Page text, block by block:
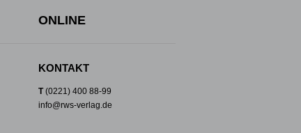
ONLINE
KONTAKT
T(0221) 400 88-99
info@rws-verlag.de